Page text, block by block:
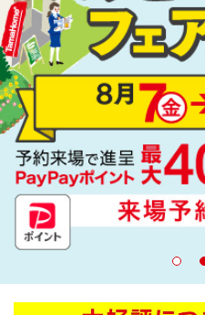
戸建分譲 住宅
リフォーム
不動産事業
建築実例
生活サービス・
企業・IR情報